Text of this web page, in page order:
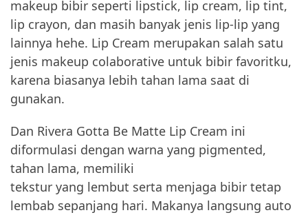
makeup bibir seperti lipstick, lip cream, lip tint,
lip crayon, dan masih banyak jenis lip-lip yang
lainnya hehe. Lip Cream merupakan salah satu
jenis makeup colaborative untuk bibir favoritku,
karena biasanya lebih tahan lama saat di
gunakan.
Dan Rivera Gotta Be Matte Lip Cream ini
diformulasi dengan warna yang pigmented,
tahan lama, memiliki
tekstur yang lembut serta menjaga bibir tetap
lembab sepanjang hari. Makanya langsung auto